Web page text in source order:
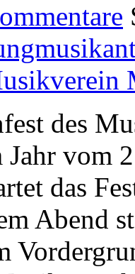
des
vom
das
Abend